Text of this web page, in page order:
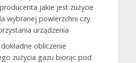
jakie jest zużycie
wybranej powierzchni czy
urządzenia
obliczenie
zużycia gazu biorąc pod